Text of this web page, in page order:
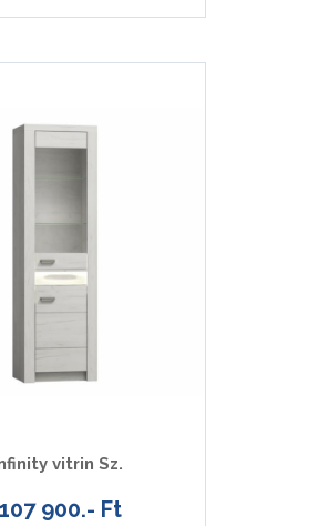
vitrin Sz.
107 900.- Ft